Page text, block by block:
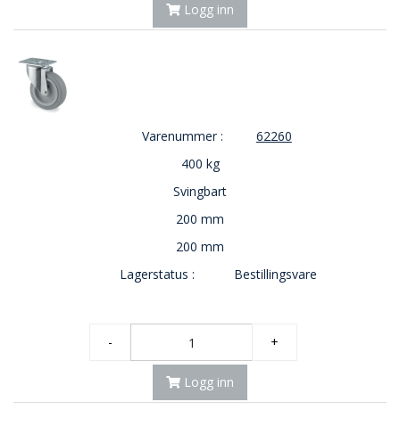
Logg inn
Varenummer :
62260
400 kg
Svingbart
200 mm
200 mm
Lagerstatus :
Bestillingsvare
- +
Logg inn